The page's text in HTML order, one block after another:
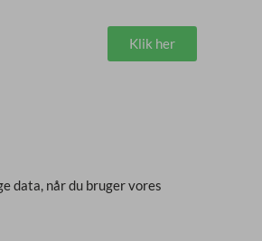
Klik her
data, når du bruger vores